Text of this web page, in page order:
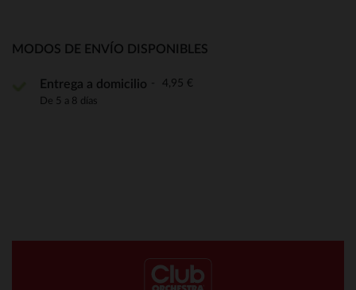
MODOS DE ENVÍO DISPONIBLES
Entrega a domicilio 4,95 €
De 5 a 8 días